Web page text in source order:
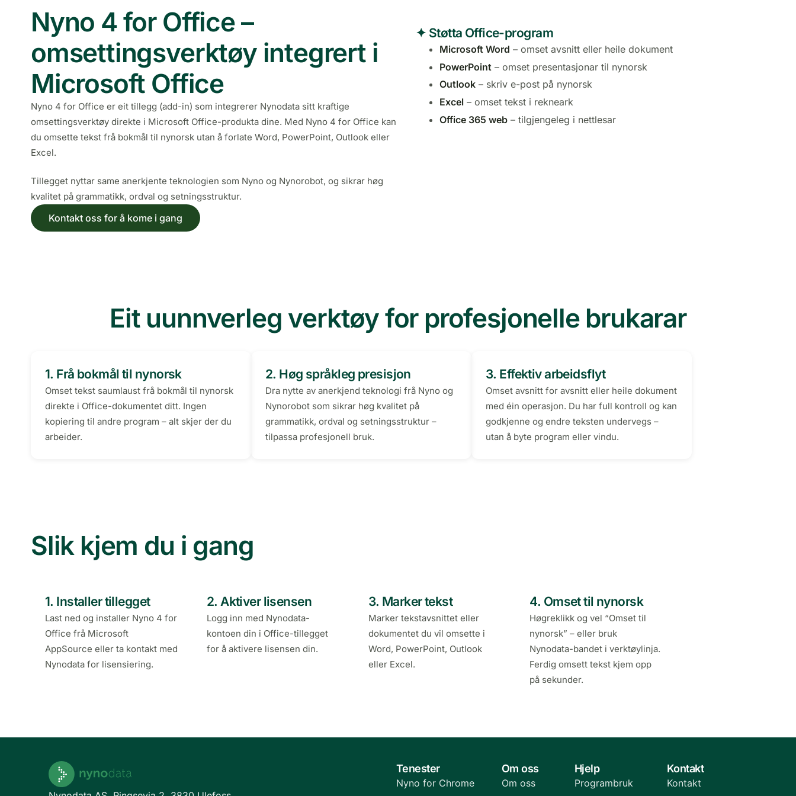
Nyno 4 for Office –
omsettingsverktøy integrert i
Microsoft Office
Nyno 4 for Office er eit tillegg (add-in) som integrerer Nynodata sitt kraftige
omsettingsverktøy direkte i Microsoft Office-produkta dine. Med Nyno 4 for Office kan
du omsette tekst frå bokmål til nynorsk utan å forlate Word, PowerPoint, Outlook eller
Excel.
Tillegget nyttar same anerkjente teknologien som Nyno og Nynorobot, og sikrar høg
kvalitet på grammatikk, ordval og setningsstruktur.
Kontakt oss for å kome i gang
✦ Støtta Office-program
Microsoft Word – omset avsnitt eller heile dokument
PowerPoint – omset presentasjonar til nynorsk
Outlook – skriv e-post på nynorsk
Excel – omset tekst i rekneark
Office 365 web – tilgjengeleg i nettlesar
Eit uunnverleg verktøy for profesjonelle brukarar
1. Frå bokmål til nynorsk
Omset tekst saumlaust frå bokmål til nynorsk
direkte i Office-dokumentet ditt. Ingen
kopiering til andre program – alt skjer der du
arbeider.
2. Høg språkleg presisjon
Dra nytte av anerkjend teknologi frå Nyno og
Nynorobot som sikrar høg kvalitet på
grammatikk, ordval og setningsstruktur –
tilpassa profesjonell bruk.
3. Effektiv arbeidsflyt
Omset avsnitt for avsnitt eller heile dokument
med éin operasjon. Du har full kontroll og kan
godkjenne og endre teksten undervegs –
utan å byte program eller vindu.
Slik kjem du i gang
1. Installer tillegget
Last ned og installer Nyno 4 for
Office frå Microsoft
AppSource eller ta kontakt med
Nynodata for lisensiering.
2. Aktiver lisensen
Logg inn med Nynodata-
kontoen din i Office-tillegget
for å aktivere lisensen din.
3. Marker tekst
Marker tekstavsnittet eller
dokumentet du vil omsette i
Word, PowerPoint, Outlook
eller Excel.
4. Omset til nynorsk
Høgreklikk og vel “Omset til
nynorsk” – eller bruk
Nynodata-bandet i verktøylinja.
Ferdig omsett tekst kjem opp
på sekunder.
Tenester
Nyno for Chrome
Om oss
Om oss
Hjelp
Programbruk
Kontakt
Kontakt